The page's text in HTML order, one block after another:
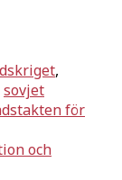
,
sovjet
för
och